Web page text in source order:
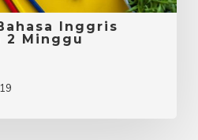
Inggris
2 Minggu